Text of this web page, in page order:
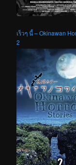
เร็วๆ นี้ – Okinawan
2